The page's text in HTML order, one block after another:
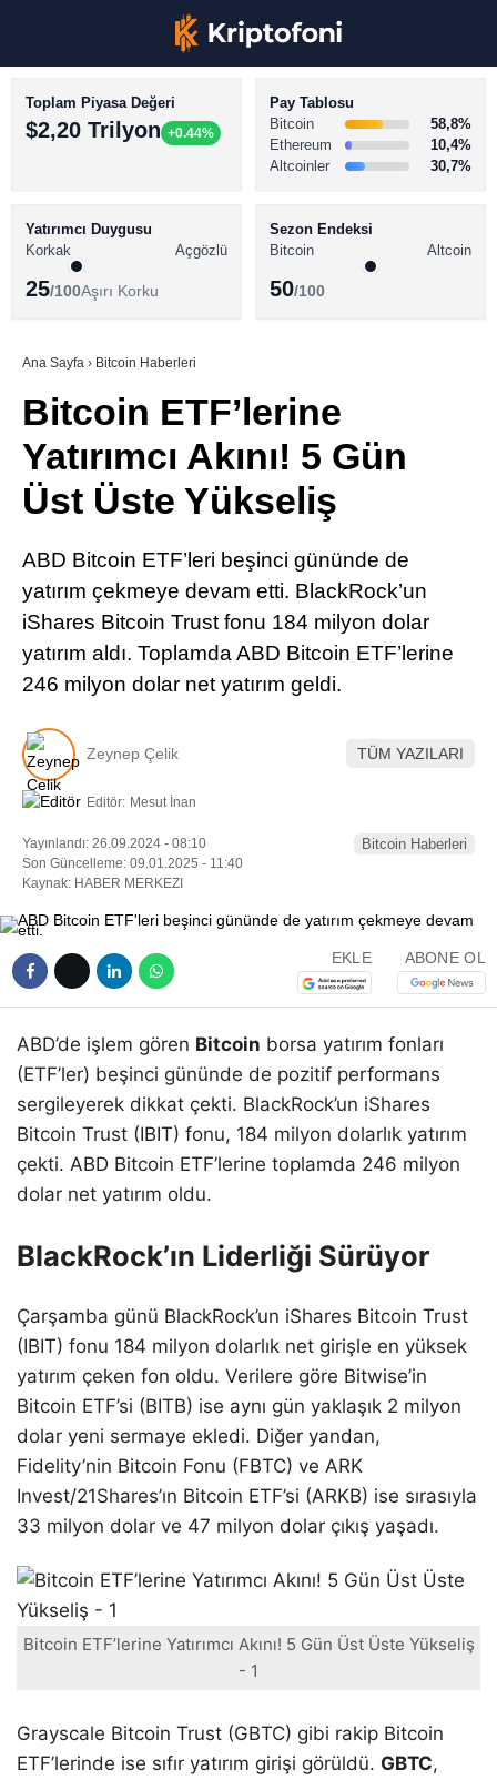
Youtube
TikTok
Pinterest
LinkedIn
Telegram
BİTCOİN HABERLERİ
ALTCOİN HABERLERİ
SÖZLÜK
Toplam Piyasa Değeri
$2,20 Trilyon +0.44%
Pay Tablosu
Bitcoin
58,8%
Ethereum
10,4%
Altcoinler
30,7%
Yatırımcı Duygusu
Korkak
Açgözlü
25/100Aşırı Korku
Sezon Endeksi
Bitcoin
Altcoin
50/100
Ana Sayfa › Bitcoin Haberleri
Bitcoin ETF’lerine
Yatırımcı Akını! 5 Gün
Üst Üste Yükseliş
ABD Bitcoin ETF’leri beşinci gününde de
yatırım çekmeye devam etti. BlackRock’un
iShares Bitcoin Trust fonu 184 milyon dolar
yatırım aldı. Toplamda ABD Bitcoin ETF’lerine
246 milyon dolar net yatırım geldi.
Zeynep Çelik TÜM YAZILARI
Editör: Mesut İnan
Yayınlandı: 26.09.2024 - 08:10
Son Güncelleme: 09.01.2025 - 11:40
Kaynak: HABER MERKEZI
Bitcoin Haberleri
EKLE ABONE OL
ABD’de işlem gören Bitcoin borsa yatırım fonları
(ETF’ler) beşinci gününde de pozitif performans
sergileyerek dikkat çekti. BlackRock’un iShares
Bitcoin Trust (IBIT) fonu, 184 milyon dolarlık yatırım
çekti. ABD Bitcoin ETF’lerine toplamda 246 milyon
dolar net yatırım oldu.
BlackRock’ın Liderliği Sürüyor
Çarşamba günü BlackRock’un iShares Bitcoin Trust
(IBIT) fonu 184 milyon dolarlık net girişle en yüksek
yatırım çeken fon oldu. Verilere göre Bitwise’in
Bitcoin ETF’si (BITB) ise aynı gün yaklaşık 2 milyon
dolar yeni sermaye ekledi. Diğer yandan,
Fidelity’nin Bitcoin Fonu (FBTC) ve ARK
Invest/21Shares’ın Bitcoin ETF’si (ARKB) ise sırasıyla
33 milyon dolar ve 47 milyon dolar çıkış yaşadı.
Bitcoin ETF’lerine Yatırımcı Akını! 5 Gün Üst Üste Yükseliş
- 1
Grayscale Bitcoin Trust (GBTC) gibi rakip Bitcoin
ETF’lerinde ise sıfır yatırım girişi görüldü. GBTC,